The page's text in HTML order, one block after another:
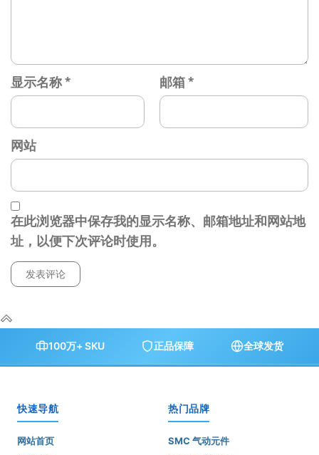
显示名称* 邮箱*
网站
在此浏览器中保存我的显示名称、邮箱地址和网站地
址，以便下次评论时使用。
100万+ SKU 正品保障 全球发货
快速导航
网站首页
热门品牌
SMC 气动元件